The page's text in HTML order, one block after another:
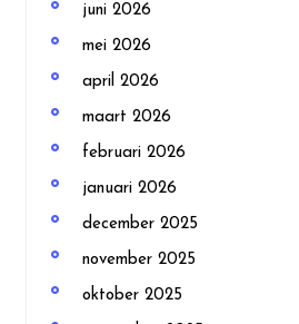
juni 2026
mei 2026
april 2026
maart 2026
februari 2026
januari 2026
december 2025
november 2025
oktober 2025